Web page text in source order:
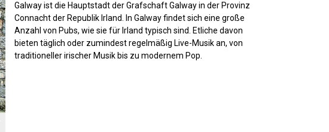
Galway ist die Hauptstadt der Grafschaft Galway in der Provinz
Connacht der Republik Irland. In Galway findet sich eine große
Anzahl von Pubs, wie sie für Irland typisch sind. Etliche davon
bieten täglich oder zumindest regelmäßig Live-Musik an, von
traditioneller irischer Musik bis zu modernem Pop.